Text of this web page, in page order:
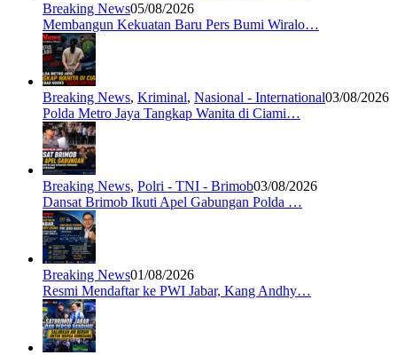
Breaking News05/08/2026
Membangun Kekuatan Baru Pers Bumi Wiralo…
Breaking News, Kriminal, Nasional - International03/08/2026
Polda Metro Jaya Tangkap Wanita di Ciami…
Breaking News, Polri - TNI - Brimob03/08/2026
Dansat Brimob Ikuti Apel Gabungan Polda …
Breaking News01/08/2026
Resmi Mendaftar ke PWI Jabar, Kang Andhy…